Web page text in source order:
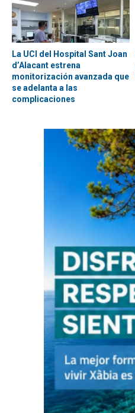
La UCI del Hospital Sant Joan
d’Alacant estrena
monitorización avanzada que
se adelanta a las
complicaciones